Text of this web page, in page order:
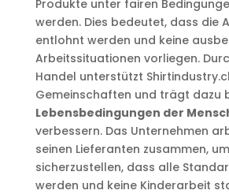
Produkte unter fairen
werden. Dies bedeutet, dass die
entlohnt werden und keine
Arbeitssituationen vorliegen.
Handel unterstützt
Gemeinschaften und trägt dazu
Lebensbedingungen der
verbessern. Das Unternehmen
seinen Lieferanten zusammen, um
sicherzustellen, dass alle
werden und keine Kinderarbeit